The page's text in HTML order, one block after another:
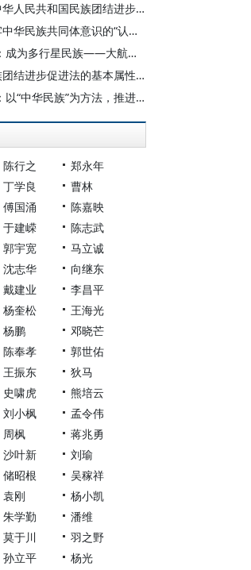
周洪波：《中华人民共和国民族团结进步促进法》的规范构造特征解析
王江成：铸牢中华民族共同体意识的“认同价值”分析
杨安卓 李钊：成为多行星民族——大航天时代中华民族共同体的锻造与人类文明的跃迁
张文显：民族团结进步促进法的基本属性和鲜明特质
张敏 杨筑慧：以“中华民族”为方法，推进中华民族共同体学自主知识体系建设
陈行之
郑永年
丁学良
曹林
傅国涌
陈嘉映
于建嵘
陈志武
郭宇宽
马立诚
沈志华
向继东
戴建业
李昌平
杨奎松
王海光
杨鹏
邓晓芒
陈奉孝
郭世佑
王振东
狄马
史啸虎
熊培云
刘小枫
孟令伟
周枫
蒋兆勇
沙叶新
刘瑜
储昭根
吴稼祥
袁刚
杨小凯
朱学勤
潘维
莫于川
羽之野
孙立平 杨光